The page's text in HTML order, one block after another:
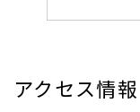
アクセス情